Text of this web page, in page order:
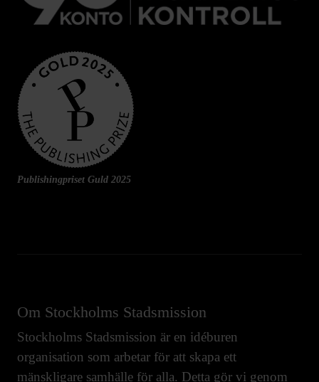
Publishingpriset Guld 2025
Om Stockholms Stadsmission
Stockholms Stadsmission är en idéburen
organisation som arbetar för att skapa ett
mänskligare samhälle för alla. Detta gör vi genom